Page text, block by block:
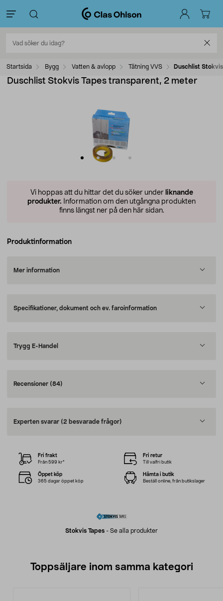
Startsida Bygg Vatten & avlopp Tätning VVS Duschlist
Duschlist Stokvis Tapes transparent, 2 meter
Vi hoppas att du hittar det du söker under liknande
produkter. Information om den utgångna produkten
finns längst ner på den här sidan.
Produktinformation
Mer information
Specifikationer, dokument och ev. faroinformation
Trygg E-Handel
Recensioner (84)
Experten svarar (2 besvarade frågor)
Stokvis Tapes - Se alla produkter
Fri frakt
Från 599 kr*
Fri retur
Till valfri butik
Öppet köp
365 dagar öppet köp
Hämta i butik
Beställ online, från butikslager
Toppsäljare inom samma kategori